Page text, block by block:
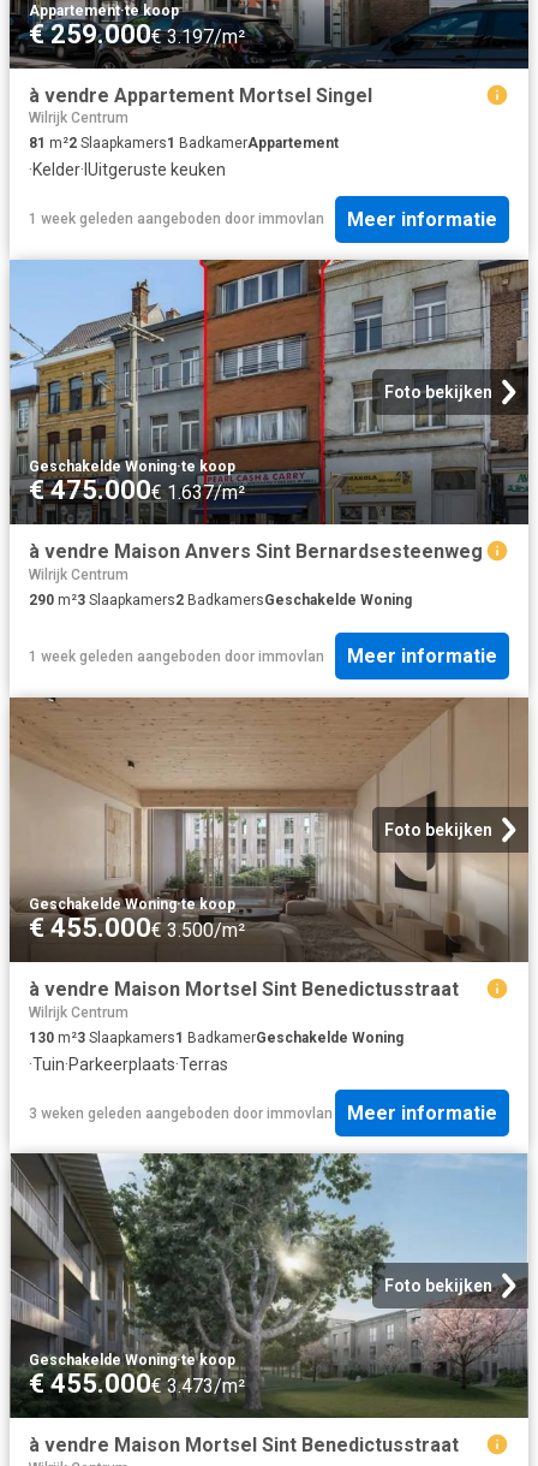
Appartement·te koop
€ 259.000€ 3.197/m²
à vendre Appartement Mortsel Singel
Wilrijk Centrum
81 m²2 Slaapkamers1 BadkamerAppartement
·Kelder· IUitgeruste keuken
1 week geleden aangeboden door immovlan Meer informatie
Foto bekijken
Geschakelde Woning·te koop
€ 475.000€ 1.637/m²
à vendre Maison Anvers Sint Bernardsesteenweg
Wilrijk Centrum
290 m²3 Slaapkamers2 BadkamersGeschakelde Woning
1 week geleden aangeboden door immovlan Meer informatie
Foto bekijken
Geschakelde Woning·te koop
€ 455.000€ 3.500/m²
à vendre Maison Mortsel Sint Benedictusstraat
Wilrijk Centrum
130 m²3 Slaapkamers1 BadkamerGeschakelde Woning
·Tuin·Parkeerplaats·Terras
3 weken geleden aangeboden door immovlan Meer informatie
Foto bekijken
Geschakelde Woning·te koop
€ 455.000€ 3.473/m²
à vendre Maison Mortsel Sint Benedictusstraat